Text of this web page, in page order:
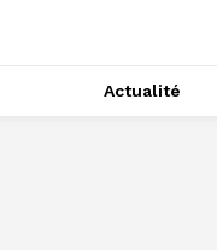
Actualité